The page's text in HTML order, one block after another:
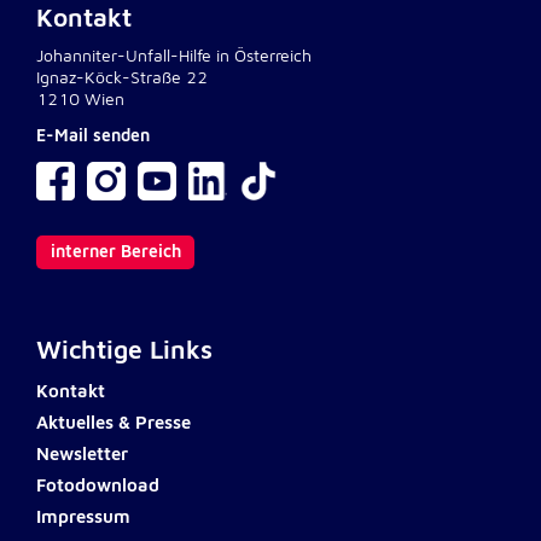
Kontakt
Johanniter-Unfall-Hilfe in Österreich
Ignaz-Köck-Straße 22
1210 Wien
E-Mail senden
interner Bereich
Wichtige Links
Kontakt
Aktuelles & Presse
Newsletter
Fotodownload
Impressum
Externe Dienste
Um Inhalte von Videoplattformen und
diesen externen Diensten Cookies gesetzt.
YouTube
Anbieter:
Einbinden und Anzeigen von Videos
Google Maps
NID